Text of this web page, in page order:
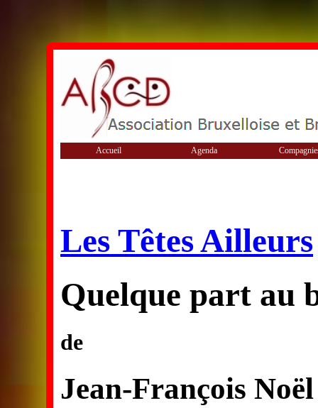
Accueil Agenda
Les Têtes Ailleurs
Quelque part au
de
Jean-François Noël